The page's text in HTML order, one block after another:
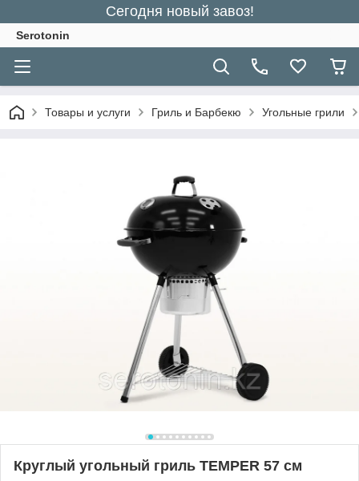
Сегодня новый завоз!
Serotonin
Товары и услуги Гриль и Барбекю Угольные грили
Круглый угольный гриль TEMPER 57 см